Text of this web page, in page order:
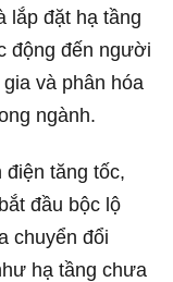
lắp đặt hạ tầng
động đến người
và phân hóa
ngành.
điện tăng tốc,
đầu bộc lộ
chuyển đổi
hạ tầng chưa